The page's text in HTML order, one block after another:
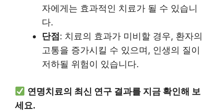
자에게는 효과적인 치료가 될 수 있습니
다.
단점 : 치료의 효과가 미비할 경우, 환자의
고통을 증가시킬 수 있으며, 인생의 질이
저하될 위험이 있습니다.
연명치료의 최신 연구 결과를 지금 확인해 보
세요.